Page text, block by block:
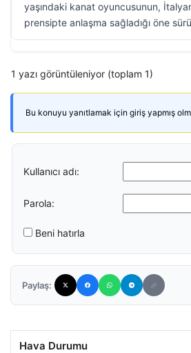
yaşındaki kanat oyuncusunun,
prensipte anlaşma sağladığı öne
1 yazı görüntüleniyor (toplam 1)
Bu konuyu yanıtlamak için giriş yapmış
Kullanıcı adı:
Parola:
Beni hatırla
Paylaş:
Hava Durumu